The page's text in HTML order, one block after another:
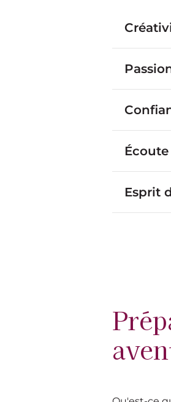
Écoute
Esprit